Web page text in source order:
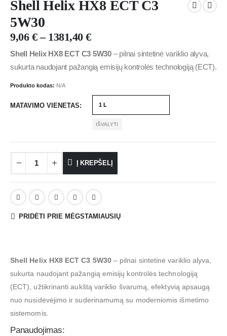
Shell Helix HX8 ECT C3
5W30
9,06 € – 1381,40€
Shell Helix HX8 ECT C3 5W30– pilnai sintetinė variklio alyva,
sukurta naudojant pažangią emisijų kontrolės technologiją (ECT).
Produkto kodas: N/A
MATAVIMO VIENETAS
IŠVALYTI
Į KREPŠELĮ
PRIDĖTI PRIE MĖGSTAMIAUSIŲ
Shell Helix HX8 ECT C3 5W30– pilnai sintetinė variklio alyva,
sukurta naudojant pažangią emisijų kontrolės technologiją
(ECT), užtikrinanti aukštą variklio švarumą, efektyvią apsaugą
nuo nusidėvėjimo ir suderinamumą su moderniomis išmetimo
sistemomis.
Panaudojimas: